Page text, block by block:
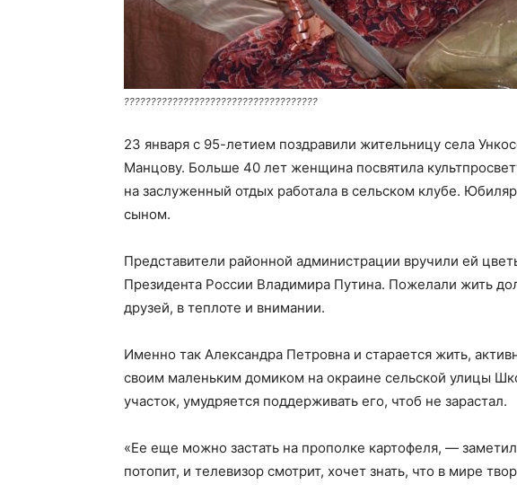
????????????????????????????????????
23 января с 95-летием поздравили жительницу села
Манцову. Больше 40 лет женщина посвятила
на заслуженный отдых работала в сельском клубе.
сыном.
Представители районной администрации вручили ей
Президента России Владимира Путина. Пожелали жить
друзей, в теплоте и внимании.
Именно так Александра Петровна и старается жить,
своим маленьким домиком на окраине сельской улицы
участок, умудряется поддерживать его, чтоб не зарастал.
«Ее еще можно застать на прополке картофеля, —
потопит, и телевизор смотрит, хочет знать, что в мире